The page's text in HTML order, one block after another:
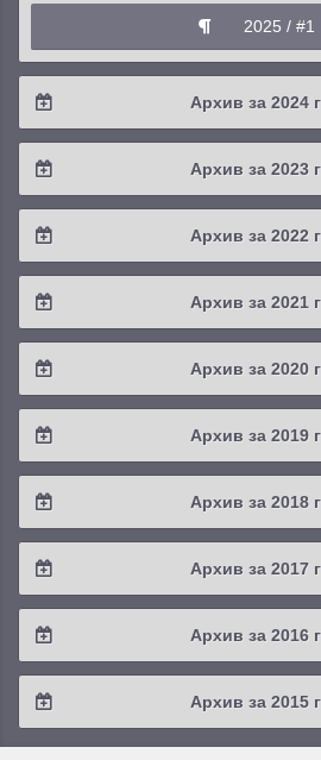
2025 / #1
Архив за 2024
2024 / #4
2024 / #3
2024 / #1
Архив за 2023
2023 / #4
2023 / #3
2023 / #1
Архив за 2022
2022 / #4
2022 / #3
2022 / #1
Архив за 2021
2021 / #4
2021 / #3
2021 / #1
Архив за 2020
2020 / #4
2020 / #3
2020 / #1
Архив за 2019
2019 / #4
2019 / #3
2019 / #1
Архив за 2018
2018 / #4
2018 / #3
2018 / #1
Архив за 2017
2017 / #4
2017 / #3
Архив за 2016
2016 / #4
2016 / #3
Архив за 2015
2015 / #3